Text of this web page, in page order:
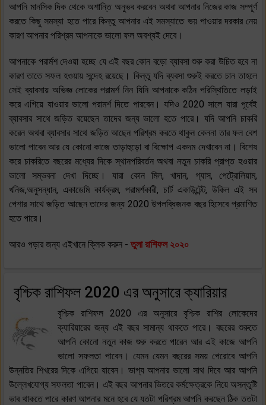
আপনি মানসিক দিক থেকে অশান্তি অনুভব করবেন অথবা আপনার নিজের কাজ সম্পূর্ণ
করতে কিছু সমস্যা হতে পারে কিন্তু আপনার এই সমস্যাতে ভয় পাওয়ার দরকার নেয়
কারণ আপনার পরিশ্রম আপনাকে ভালো ফল অবশ্যই দেবে।
আপনাকে পরার্মশ দেওয়া হচ্ছে যে এই বছর কোন বড়ো ব্যাবসা শুরু করা উচিত হবে না
কারণ তাতে সফল হওয়ায় সন্দেহ রয়েছে। কিন্তু যদি ব্যবসা শুরুই করতে চান তাহলে
সেই ব্যাবসায় অভিজ্ঞ লোকের পরামর্শ নিন যিনি আপনাকে কঠিন পরিস্থিতিতে লড়াই
করে এগিয়ে যাওয়ার ভালো পরামর্শ দিতে পারবেন। যদিও 2020 সালে যারা পূর্বেই
ব্যাবসার সাথে জড়িত রয়েছেন তাদের জন্য ভালো হতে পারে। যদি আপনি চাকরি
করেন অথবা ব্যাবসার সাথে জড়িত আছেন পরিশ্রম করতে থাকুন কেননা তার ফল বেশ
ভালো পাবেন আর যে কোনো কাজে তাড়াহুড়ো বা বিক্ষোপ একদম দেখাবেন না। বিশেষ
করে চাকরিতে বছরের মধ্যের দিকে স্থানপরিবর্তন অথবা নতুন চাকরি প্রাপ্ত হওয়ার
ভালো সম্ভবনা দেখা দিচ্ছে। যারা কোন মিল, খাদান, গ্যাস, পেট্রোলিয়াম,
খনিজ,অনুসন্ধান, একাডেমি কার্যক্রম, পরামর্শকারী, চার্ট একাউন্টেন্ট, উকিল এই সব
পেশার সাথে জড়িত আছেন তাদের জন্য 2020 উপলব্ধিজনক বছর হিসেবে প্রমাণিত
হতে পারে।
আরও পড়ার জন্য এইখানে ক্লিক করুন -তুলা রাশিফল ২০২০
বৃশ্চিক রাশিফল 2020 এর অনুসারে ক্যারিয়ার
বৃশ্চিক রাশিফল 2020 এর অনুসারে বৃশ্চিক রাশির লোকেদের
ক্যারিয়ারের জন্য এই বছর সামান্য থাকতে পারে। বছরের শুরুতে
আপনি কোনো নতুন কাজ শুরু করতে পারেন আর এই কাজে আপনি
ভালো সফলতা পাবেন। যেমন যেমন বছরের সময় পেরোবে আপনি
উন্নতির শিখরের দিকে এগিয়ে যাবেন। ভাগ্য আপনার ভালো সাথ দিবে আর আপনি
উল্লেখযোগ্য সফলতা পাবেন। এই বছর আপনার ভিতরে কর্মক্ষেত্রকে নিয়ে অসন্তুষ্টি
ভাব থাকতে পারে কারণ আপনার মনে হবে যে যতটা পরিশ্রম আপনি করছেন ঠিক ততটা